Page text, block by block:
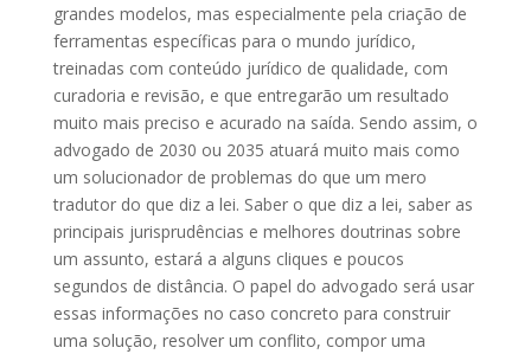
grandes modelos, mas especialmente pela criação de
ferramentas específicas para o mundo jurídico,
treinadas com conteúdo jurídico de qualidade, com
curadoria e revisão, e que entregarão um resultado
muito mais preciso e acurado na saída. Sendo assim, o
advogado de 2030 ou 2035 atuará muito mais como
um solucionador de problemas do que um mero
tradutor do que diz a lei. Saber o que diz a lei, saber as
principais jurisprudências e melhores doutrinas sobre
um assunto, estará a alguns cliques e poucos
segundos de distância. O papel do advogado será usar
essas informações no caso concreto para construir
uma solução, resolver um conflito, compor uma